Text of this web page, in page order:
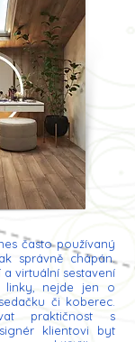
často používaný
správně chápán.
virtuální sestavení
linky, nejde jen o
či koberec.
praktičnost s
klientovi byt